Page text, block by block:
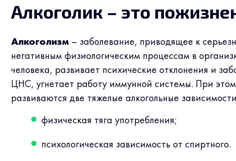
Алкоголик – это
Алкоголизм – заболевание, приводящее к
негативным физиологическим процессам в
человека, развивает психические отклонения и
ЦНС, угнетает работу иммунной системы. При этом
развиваются две тяжелые алкогольные
физическая тяга употребления;
психологическая зависимость от спиртного.